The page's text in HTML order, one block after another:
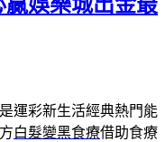
娛樂城出金最
運彩新生活經典熱門能
白髮變黑食療借助食療